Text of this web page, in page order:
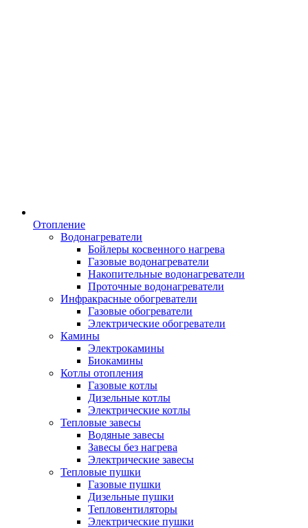
Отопление
Водонагреватели
Бойлеры косвенного нагрева
Газовые водонагреватели
Накопительные водонагреватели
Проточные водонагреватели
Инфракрасные обогреватели
Газовые обогреватели
Электрические обогреватели
Камины
Электрокамины
Биокамины
Котлы отопления
Газовые котлы
Дизельные котлы
Электрические котлы
Тепловые завесы
Водяные завесы
Завесы без нагрева
Электрические завесы
Тепловые пушки
Газовые пушки
Дизельные пушки
Тепловентиляторы
Электрические пушки